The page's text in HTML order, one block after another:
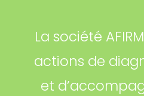
La société
actions de
et